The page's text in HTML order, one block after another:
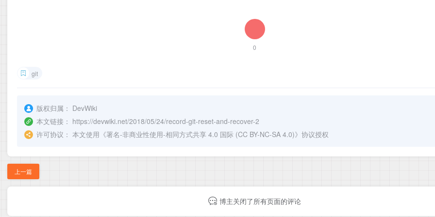
0
git
版权归属： DevWiki
本文链接： https://devwiki.net/2018/05/24/record-git-reset-and-recover-2
许可协议： 本文使用《署名-非商业性使用-相同方式共享 4.0 国际 (CC BY-NC-SA 4.0)》协议授权
上一篇
博主关闭了所有页面的评论